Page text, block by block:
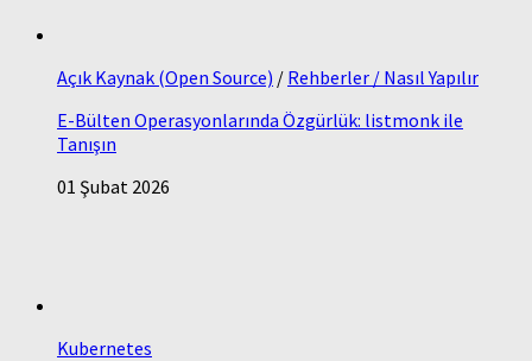
Açık Kaynak (Open Source) / Rehberler / Nasıl Yapılır
E-Bülten Operasyonlarında Özgürlük: listmonk ile
Tanışın
01 Şubat 2026
Kubernetes